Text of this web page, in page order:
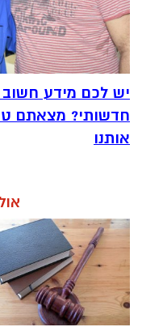
יש לכם מידע
חדשותי? מצאתם
אותנו